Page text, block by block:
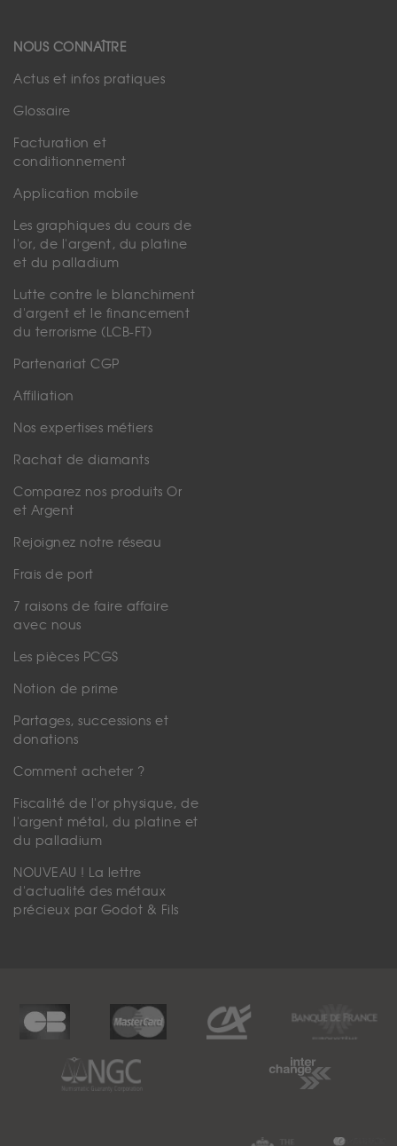
NOUS CONNAÎTRE
Actus et infos pratiques
Glossaire
Facturation et
conditionnement
Application mobile
Les graphiques du cours de
l'or, de l'argent, du platine
et du palladium
Lutte contre le blanchiment
d'argent et le financement
du terrorisme (LCB-FT)
Partenariat CGP
Affiliation
Nos expertises métiers
Rachat de diamants
Comparez nos produits Or
et Argent
Rejoignez notre réseau
Frais de port
7 raisons de faire affaire
avec nous
Les pièces PCGS
Notion de prime
Partages, successions et
donations
Comment acheter ?
Fiscalité de l'or physique, de
l'argent métal, du platine et
du palladium
NOUVEAU ! La lettre
d'actualité des métaux
précieux par Godot & Fils